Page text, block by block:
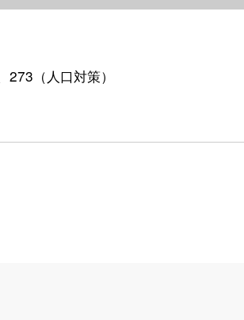
（人口対策）